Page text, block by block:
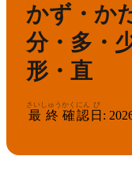
かず・か
分・多・
形・直
最終
さいしゅう
確認
かくにん
日
び
: